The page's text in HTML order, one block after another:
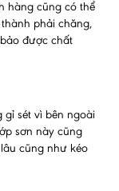
hàng cũng có thể
phải chăng,
được chất
gỉ sét vì bên ngoài
sơn này cũng
cũng như kéo